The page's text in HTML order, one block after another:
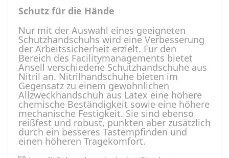
Schutz für die Hände
Nur mit der Auswahl eines geeigneten
Schutzhandschuhs wird eine Verbesserung
der Arbeitssicherheit erzielt. Für den
Bereich des Facilitymanagements bietet
Ansell verschiedene Schutzhandschuhe aus
Nitril an. Nitrilhandschuhe bieten im
Gegensatz zu einem gewöhnlichen
Allzweckhandschuh aus Latex eine höhere
chemische Beständigkeit sowie eine höhere
mechanische Festigkeit. Sie sind ebenso
reißfest und robust, punkten aber zusätzlich
durch ein besseres Tastempfinden und
einen höheren Tragekomfort.